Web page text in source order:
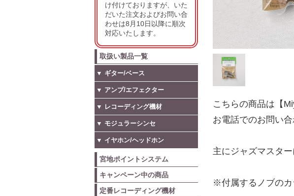
こちらの商品は【
お電話でのお問い
主にジャズマスタ
※付属するノブのカ
け付けておりますが、いた
だいた注文およびお問い合
わせは8月10日以降に順次
対応いたします。
取扱い製品一覧
▼ ギター/ベース
▼ アンプ/エフェクター
▼ レコーディング機材
▼ モジュラーシンセ
▼ イヤホン/ヘッドホン
宮地ポイントシステム
キャンペーン中の商品
定番レコーディング機材